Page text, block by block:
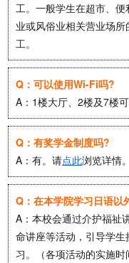
工。一般学生在超市、
业或风俗业相关营业场
工。
Q：可以使用Wi-Fi吗?
A：1楼大厅、2楼及7楼
Q：有奖学金制度吗?
A：有。请点此浏览详情。
Q：在本学院学习日语以
A：本校会通过介护福祉
命讲座等活动，引导学
习。（各项活动的实施